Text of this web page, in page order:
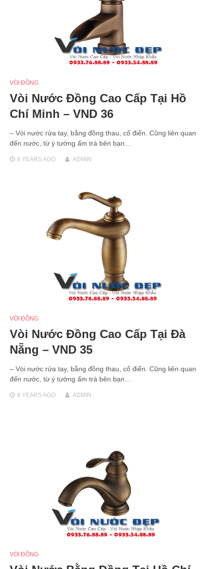
VÒI ĐỒNG
Vòi Nước Đồng Cao Cấp Tại Hồ
Chí Minh – VND 36
– Vòi nước rửa tay, bằng đồng thau, cổ điển. Cũng liên quan
đến nước, từ ý tưởng ấm trà bên bạn…
8 YEARSAGO ADMIN
VÒI ĐỒNG
Vòi Nước Đồng Cao Cấp Tại Đà
Nẵng – VND 35
– Vòi nước rửa tay, bằng đồng thau, cổ điển. Cũng liên quan
đến nước, từ ý tưởng ấm trà bên bạn…
8 YEARSAGO ADMIN
VÒI ĐỒNG